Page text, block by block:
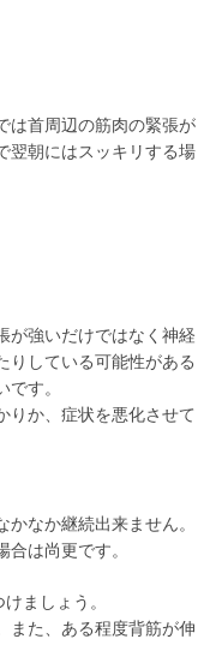
は首周辺の筋肉の緊張が
翌朝にはスッキリする場
が強いだけではなく神経
りしている可能性がある
す。
りか、症状を悪化させて
なか継続出来ません。
は尚更です。
ましょう。
また、ある程度背筋が伸